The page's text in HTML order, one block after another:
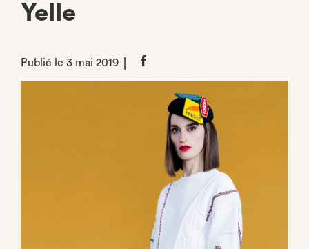
Yelle
Publié le 3 mai 2019
Partager
Facebook